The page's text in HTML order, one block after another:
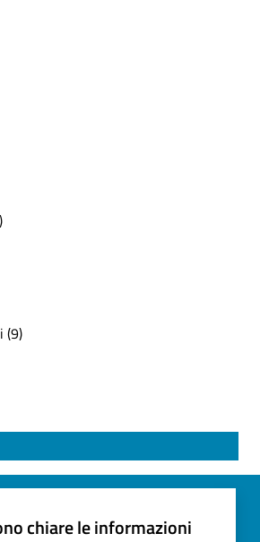
(9)
chiare le informazioni